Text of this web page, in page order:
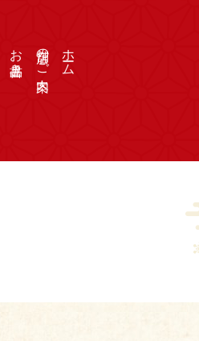
ホーム
店舗のご案内
お品書き